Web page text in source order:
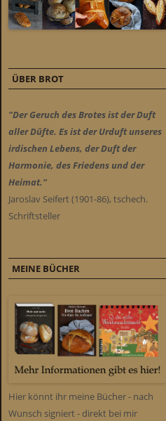
ÜBER BROT
"Der Geruch des Brotes ist der Duft
aller Düfte. Es ist der Urduft unseres
irdischen Lebens, der Duft der
Harmonie, des Friedens und der
Heimat."
Jaroslav Seifert (1901-86), tschech.
Schriftsteller
MEINE BÜCHER
Hier könnt ihr meine Bücher - nach
Wunsch signiert - direkt bei mir